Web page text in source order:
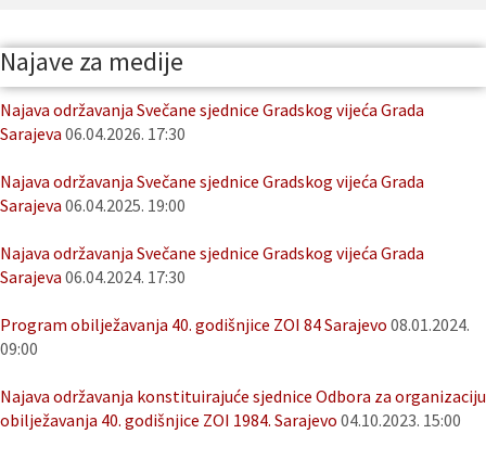
Najave za medije
Najava održavanja Svečane sjednice Gradskog vijeća Grada
Sarajeva 06.04.2026. 17:30
Najava održavanja Svečane sjednice Gradskog vijeća Grada
Sarajeva 06.04.2025. 19:00
Najava održavanja Svečane sjednice Gradskog vijeća Grada
Sarajeva 06.04.2024. 17:30
Program obilježavanja 40. godišnjice ZOI 84 Sarajevo 08.01.2024.
09:00
Najava održavanja konstituirajuće sjednice Odbora za organizaciju
obilježavanja 40. godišnjice ZOI 1984. Sarajevo 04.10.2023. 15:00